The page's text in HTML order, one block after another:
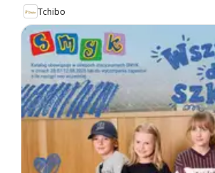
Tchibo